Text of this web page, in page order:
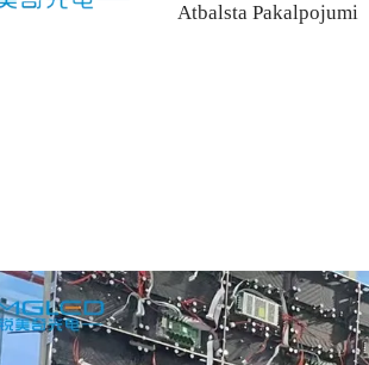
Atbalsta Pakalpojumi